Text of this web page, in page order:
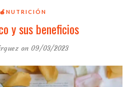
🍎NUTRICIÓN
y sus beneficios
on 09/03/2023